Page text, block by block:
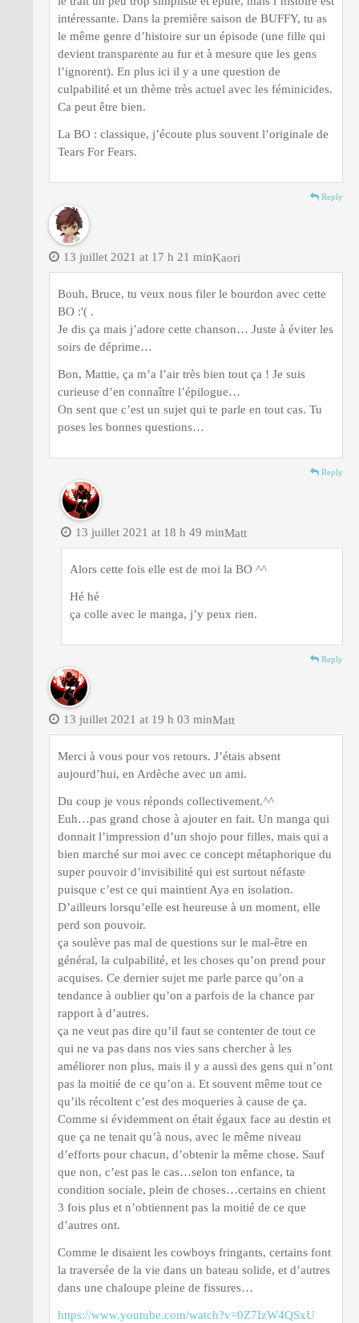
intéressante. Dans la première saison de BUFFY, tu as
le même genre d’histoire sur un épisode (une fille qui
devient transparente au fur et à mesure que les gens
l’ignorent). En plus ici il y a une question de
culpabilité et un thème très actuel avec les féminicides.
Ca peut être bien.
La BO : classique, j’écoute plus souvent l’originale de
Tears For Fears.
Reply
Kaori
13 juillet 2021 at 17 h 21 min
Bouh, Bruce, tu veux nous filer le bourdon avec cette
BO :'( .
Je dis ça mais j’adore cette chanson… Juste à éviter les
soirs de déprime…
Bon, Mattie, ça m’a l’air très bien tout ça ! Je suis
curieuse d’en connaître l’épilogue…
On sent que c’est un sujet qui te parle en tout cas. Tu
poses les bonnes questions…
Reply
Matt
13 juillet 2021 at 18 h 49 min
Alors cette fois elle est de moi la BO ^^
Hé hé
ça colle avec le manga, j’y peux rien.
Reply
Matt
13 juillet 2021 at 19 h 03 min
Merci à vous pour vos retours. J’étais absent
aujourd’hui, en Ardèche avec un ami.
Du coup je vous réponds collectivement.^^
Euh…pas grand chose à ajouter en fait. Un manga qui
donnait l’impression d’un shojo pour filles, mais qui a
bien marché sur moi avec ce concept métaphorique du
super pouvoir d’invisibilité qui est surtout néfaste
puisque c’est ce qui maintient Aya en isolation.
D’ailleurs lorsqu’elle est heureuse à un moment, elle
perd son pouvoir.
ça soulève pas mal de questions sur le mal-être en
général, la culpabilité, et les choses qu’on prend pour
acquises. Ce dernier sujet me parle parce qu’on a
tendance à oublier qu’on a parfois de la chance par
rapport à d’autres.
ça ne veut pas dire qu’il faut se contenter de tout ce
qui ne va pas dans nos vies sans chercher à les
améliorer non plus, mais il y a aussi des gens qui n’ont
pas la moitié de ce qu’on a. Et souvent même tout ce
qu’ils récoltent c’est des moqueries à cause de ça.
Comme si évidemment on était égaux face au destin et
que ça ne tenait qu’à nous, avec le même niveau
d’efforts pour chacun, d’obtenir la même chose. Sauf
que non, c’est pas le cas…selon ton enfance, ta
condition sociale, plein de choses…certains en chient
3 fois plus et n’obtiennent pas la moitié de ce que
d’autres ont.
Comme le disaient les cowboys fringants, certains font
la traversée de la vie dans un bateau solide, et d’autres
dans une chaloupe pleine de fissures…
https://www.youtube.com/watch?v=0Z7IzW4QSxU